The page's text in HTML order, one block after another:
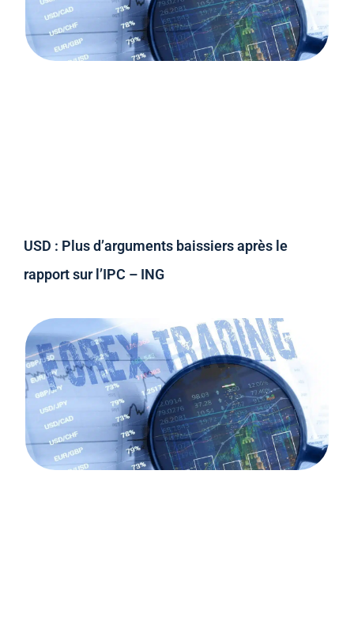
USD : Plus d’arguments baissiers après le
rapport sur l’IPC – ING